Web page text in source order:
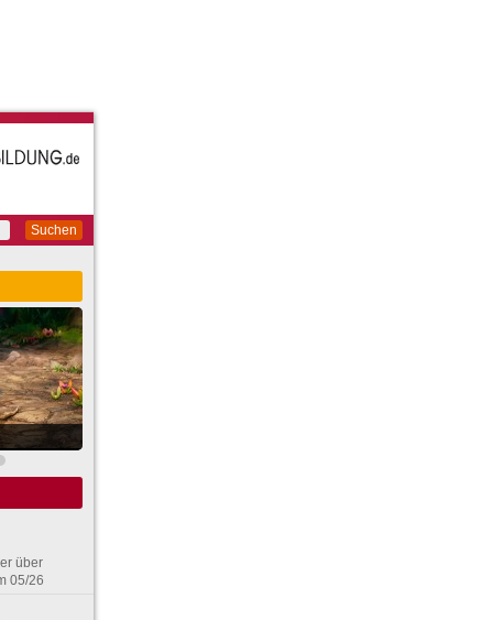
Suchen
über
05/26